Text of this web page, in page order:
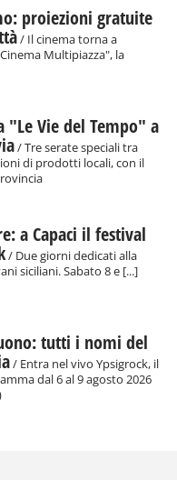
proiezioni gratuite
/ Il cinema torna a
Multipiazza", la
"Le Vie del Tempo" a
/ Tre serate speciali tra
di prodotti locali, con il
a Capaci il festival
/ Due giorni dedicati alla
siciliani. Sabato 8 e [...]
tutti i nomi del
/ Entra nel vivo Ypsigrock, il
dal 6 al 9 agosto 2026